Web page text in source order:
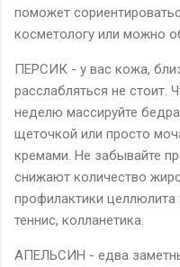
поможет
косметологу или можно
ПЕРСИК - у вас кожа,
расслабляться не стоит.
неделю массируйте
щеточкой или просто
кремами. Не забывайте
снижают количество
профилактики
теннис, колланетика.
АПЕЛЬСИН - едва